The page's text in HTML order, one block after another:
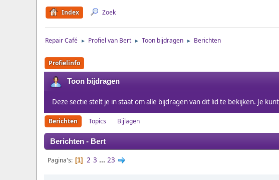
Index Zoek
Repair Café ► Profiel van Bert ► Toon bijdragen ► Berichten
Profielinfo
Toon bijdragen
Deze sectie stelt je in staat om alle bijdragen van dit lid te bekijken. Je
Berichten Topics Bijlagen
Berichten - Bert
Pagina's 1 2 3 ... 23